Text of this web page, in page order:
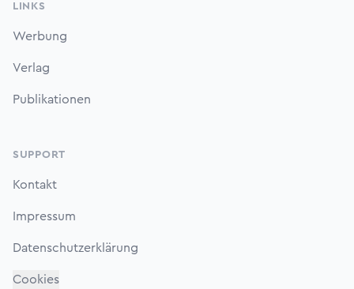
LINKS
Werbung
Verlag
Publikationen
SUPPORT
Kontakt
Impressum
Datenschutzerklärung
Cookies